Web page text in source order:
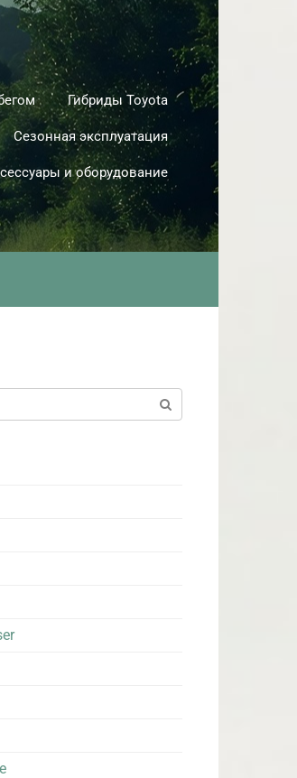
Гибриды Toyota
Сезонная эксплуатация
и оборудование